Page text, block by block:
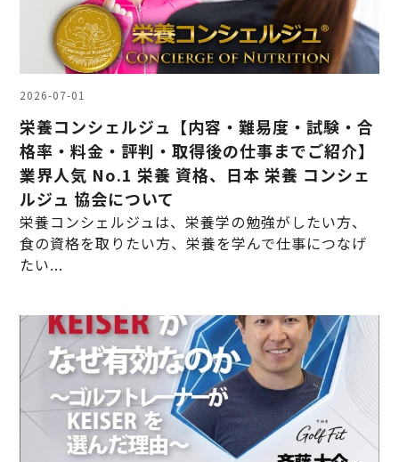
2026-07-01
栄養コンシェルジュ【内容・難易度・試験・合
格率・料金・評判・取得後の仕事までご紹介】
業界人気 No.1 栄養 資格、日本 栄養 コンシェ
ルジュ 協会について
栄養コンシェルジュは、栄養学の勉強がしたい方、
食の資格を取りたい方、栄養を学んで仕事につなげ
たい...